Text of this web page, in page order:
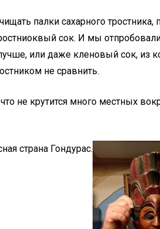
палки сахарного
сок. И мы
или даже кленовый сок, из
не сравнить.
не крутится много местных
страна Гондурас.